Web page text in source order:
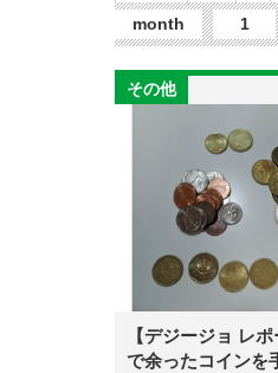
month
1
その他
【デジージョ レ
で余ったコインを